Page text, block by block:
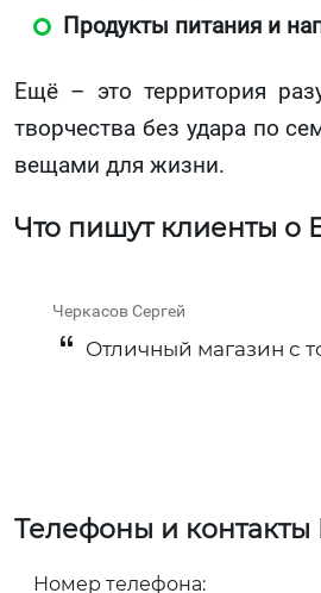
Продукты питания и
Ещё – это территория
творчества без удара по
вещами для жизни.
Что пишут клиенты о
Черкасов Сергей
Отличный магазин с
Телефоны и
Номер телефона: